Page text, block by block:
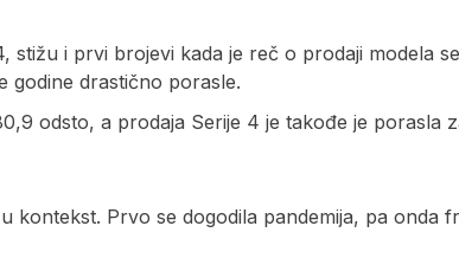
stižu i prvi brojevi kada je reč o prodaji modela
godine drastično porasle.
odsto, a prodaja Serije 4 je takođe je porasla
kontekst. Prvo se dogodila pandemija, pa onda